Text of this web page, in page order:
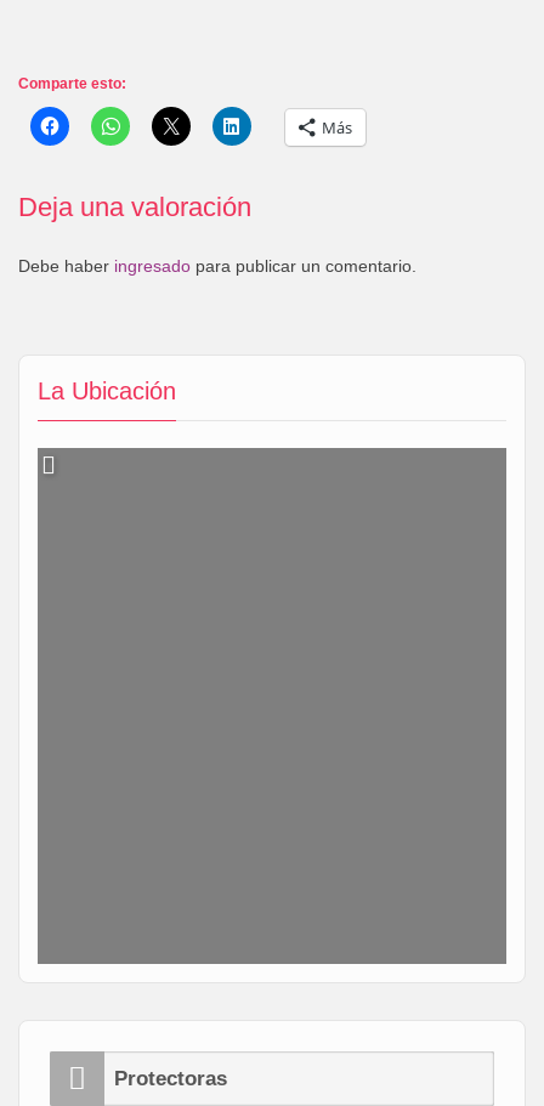
La Ubicación
Protectoras
Comparte esto:
Más
Deja una valoración
Debe haber ingresado para publicar un comentario.